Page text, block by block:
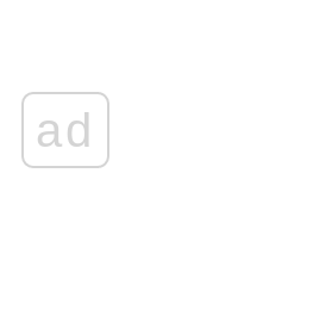
ad